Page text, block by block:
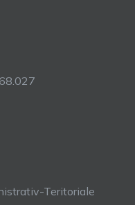
Teritoriale